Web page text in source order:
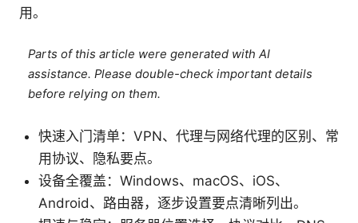
用。
Parts of this article were generated with AI
assistance. Please double-check important details
before relying on them.
快速入门清单：VPN、代理与网络代理的区别、常
用协议、隐私要点。
设备全覆盖：Windows、macOS、iOS、
Android、路由器，逐步设置要点清晰列出。